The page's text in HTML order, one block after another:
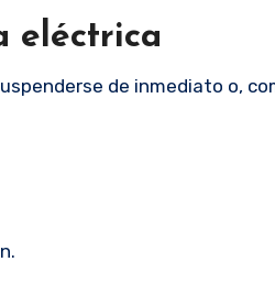
eléctrica
de inmediato o,